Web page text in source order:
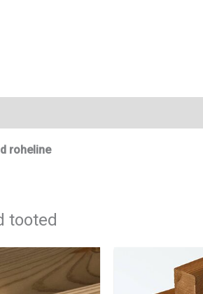
roheline
tooted